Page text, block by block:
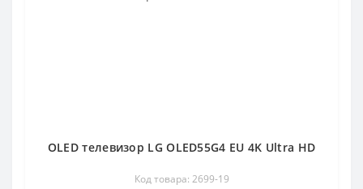
OLED телевизор LG OLED55G4 EU 4K Ultra HD
Код товара: 2699-19